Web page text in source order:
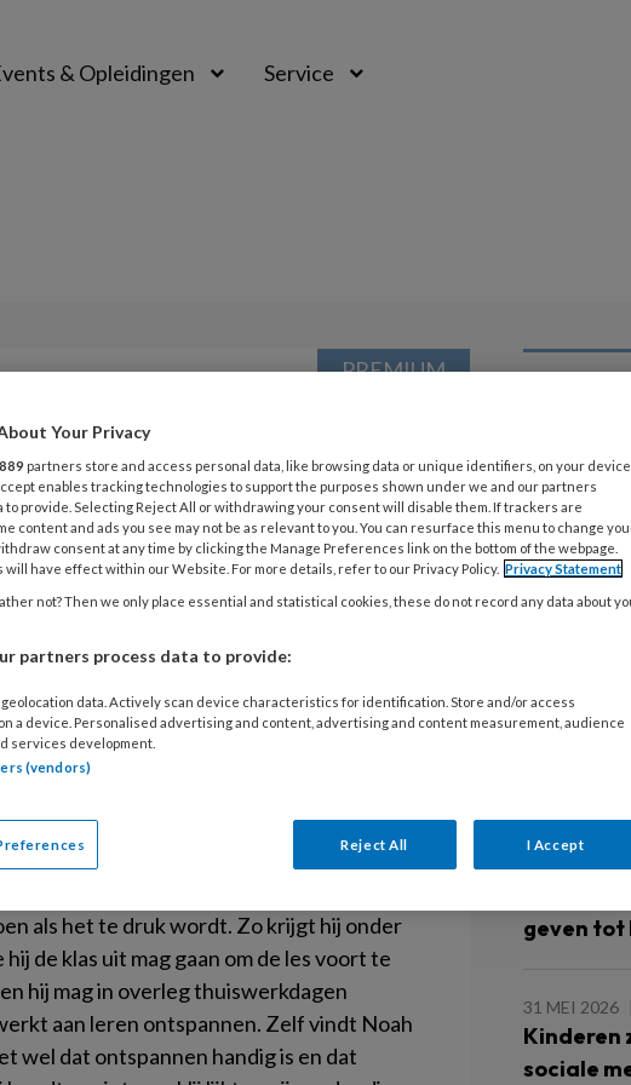
& Opleidingen Service
Opslaan
tijdje in behandeling. Hij heeft last
de therapie leert hij dat als hij
heeft. Stress krijgt hij onder
De pech is dat hij in een heel
naar een andere klas er niet inzit.
niet naar school, kan alles thuis doen en als
geluid uit. Hij heeft een tijdje bijna geen
gaat weer open en Noah moet overleven
school en zijn ouders heeft hij een
als het te druk wordt. Zo krijgt hij onder
de klas uit mag gaan om de les voort te
hij mag in overleg thuiswerkdagen
aan leren ontspannen. Zelf vindt Noah
wel dat ontspannen handig is en dat
PREMIUM
6 JULI 2026
Pillen
Tourette:
zo goed’
Caroline
stoute
Accare
willen
geven tot
31 MEI 2026
Kinderen
sociale
Your Privacy
889 partners store and access personal data, like browsing data or unique identifiers, on your device.
enables tracking technologies to support the purposes shown under we and our partners
to provide. Selecting Reject All or withdrawing your consent will disable them. If trackers are
content and ads you see may not be as relevant to you. You can resurface this menu to change
consent at any time by clicking the Manage Preferences link on the bottom of the webpage.
will have effect within our Website. For more details, refer to our Privacy Policy. Privacy Statement
not? Then we only place essential and statistical cookies, these do not record any data about
partners process data to provide:
data. Actively scan device characteristics for identification. Store and/or access
a device. Personalised advertising and content, advertising and content measurement, audience
services development.
(vendors)
Reject All I Accept